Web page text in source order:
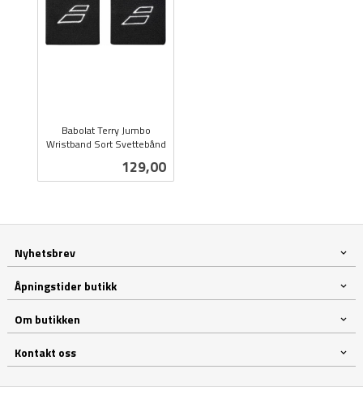
Babolat Terry Jumbo
Wristband Sort Svettebånd
Pris
129,00
Nyhetsbrev
Åpningstider butikk
Om butikken
Kontakt oss